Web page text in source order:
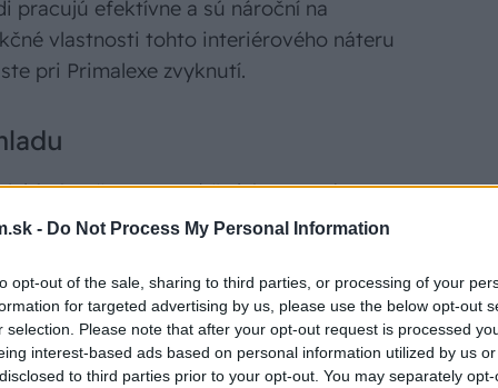
- Do Not Process My Personal Information
opt-out of the sale, sharing to third parties, or processing of your
for targeted advertising by us, please use the below opt-out
selection. Please note that after your opt-out request is processed
interest-based ads based on personal information utilized by us
to third parties prior to your opt-out. You may separately
pracujú efektívne a sú nároční na
vlastnosti tohto interiérového náteru
pri Primalexe zvyknutí.
farbe, čo znamená že jeho matný
záťaž pre oči a zabraňuje oslneniu. Teplý
chladu, čím ho robí ideálnym do
vizuálny kľud.
20 %